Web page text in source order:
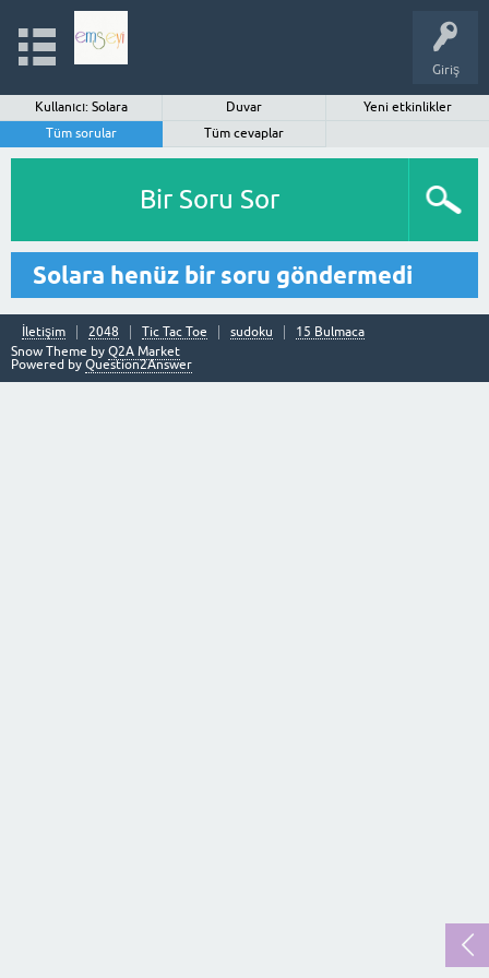
Giriş
Kullanıcı: Solara Duvar
Yeni etkinlikler
Tüm sorular
Tüm cevaplar
Bir Soru Sor
Solara henüz bir soru göndermedi
İletişim 2048 Tic Tac Toe sudoku
15 Bulmaca
Snow Theme by Q2A Market
Powered by Question2Answer